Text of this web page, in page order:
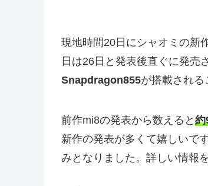
現地時間20日にシャオミの新
日は26日と発表後直ぐに発売
Snapdragon855が搭載される
前作mi8の発表から数えると 約
新作の発表が多くて嬉しいで
みとなりました。詳しい情報